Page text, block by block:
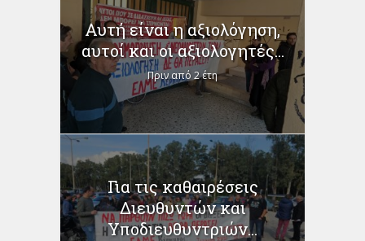
Αυτή είναι η αξιολόγηση,
αυτοί και οι αξιολογητές...
Πριν από 2 έτη
Για τις καθαιρέσεις
Διευθυντών και
Υποδιευθυντριών...